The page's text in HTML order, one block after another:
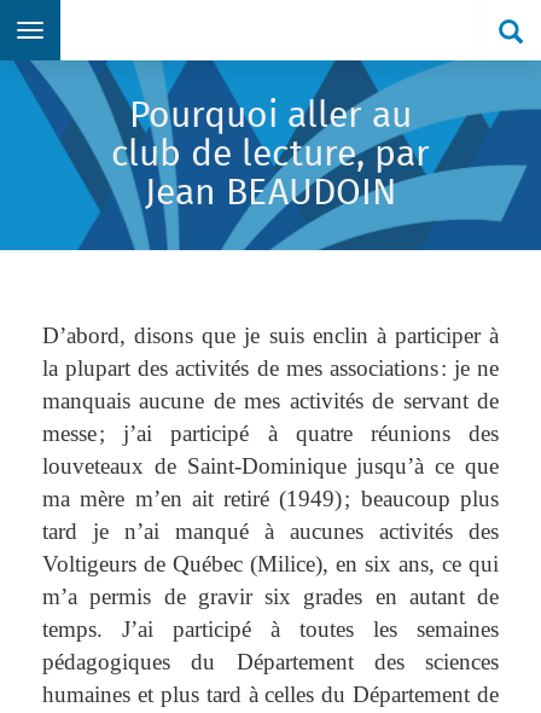
Aller directement au menu principal
Aller directement au contenu principal
Aller directement au formulaire de recherche
Aller directement au pied de page
Pourquoi aller au
club de lecture, par
Jean BEAUDOIN
D’abord, disons que je suis enclin à participer à
la plupart des activités de mes associations : je ne
manquais aucune de mes activités de servant de
messe ; j’ai participé à quatre réunions des
louveteaux de Saint-Dominique jusqu’à ce que
ma mère m’en ait retiré (1949) ; beaucoup plus
tard je n’ai manqué à aucunes activités des
Voltigeurs de Québec (Milice), en six ans, ce qui
m’a permis de gravir six grades en autant de
temps. J’ai participé à toutes les semaines
pédagogiques du Département des sciences
humaines et plus tard à celles du Département de